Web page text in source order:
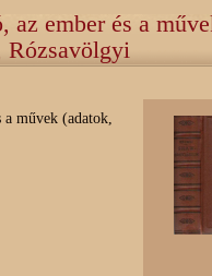
ember és a
Rózsavölgyi
művek (adatok,